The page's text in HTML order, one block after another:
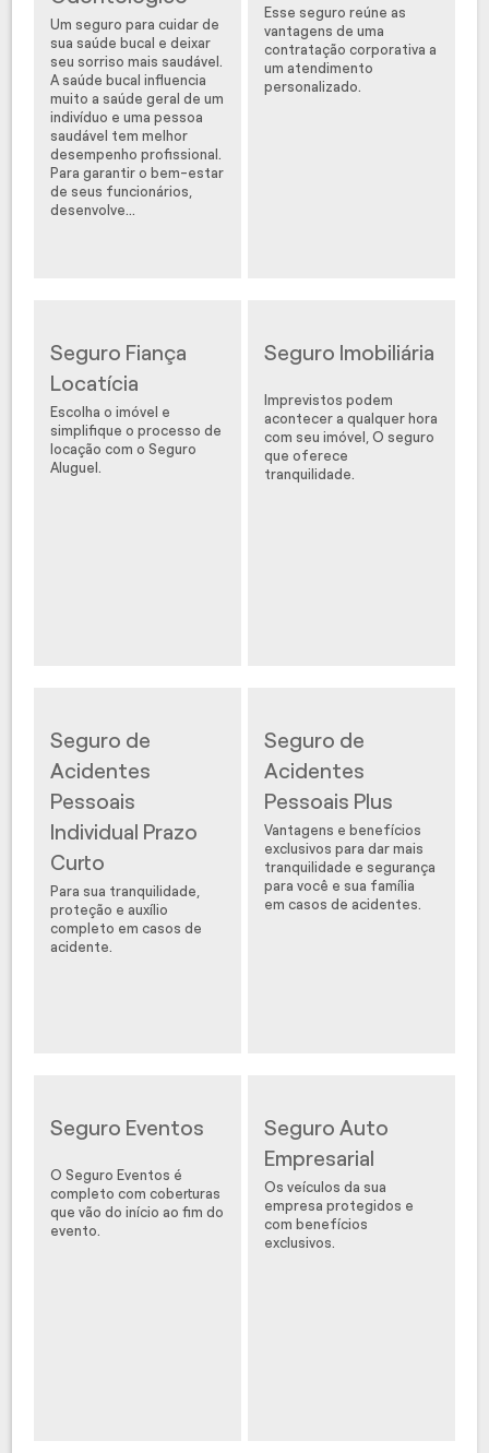
Um seguro para cuidar de
sua saúde bucal e deixar
seu sorriso mais saudável.
A saúde bucal influencia
muito a saúde geral de um
indivíduo e uma pessoa
saudável tem melhor
desempenho profissional.
Para garantir o bem-estar
de seus funcionários,
desenvolve...
Esse seguro reúne as
vantagens de uma
contratação corporativa a
um atendimento
personalizado.
Seguro Fiança
Locatícia
Escolha o imóvel e
simplifique o processo de
locação com o Seguro
Aluguel.
Seguro Imobiliária
Imprevistos podem
acontecer a qualquer hora
com seu imóvel, O seguro
que oferece
tranquilidade.
Seguro de
Acidentes
Pessoais
Individual Prazo
Curto
Para sua tranquilidade,
proteção e auxílio
completo em casos de
acidente.
Seguro de
Acidentes
Pessoais Plus
Vantagens e benefícios
exclusivos para dar mais
tranquilidade e segurança
para você e sua família
em casos de acidentes.
Seguro Eventos
O Seguro Eventos é
completo com coberturas
que vão do início ao fim do
evento.
Seguro Auto
Empresarial
Os veículos da sua
empresa protegidos e
com benefícios
exclusivos.